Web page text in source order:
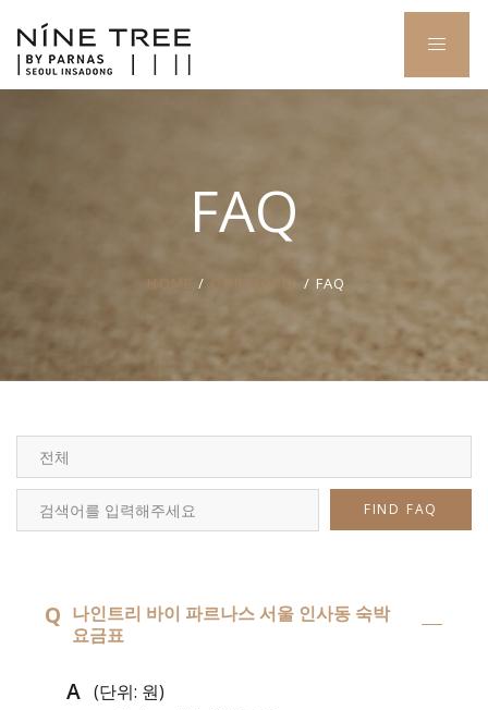
FAQ
HOME / OUR HOTEL / FAQ
FIND FAQ
Q 나인트리 바이 파르나스 서울 인사동 숙박
요금표
A (단위: 원)